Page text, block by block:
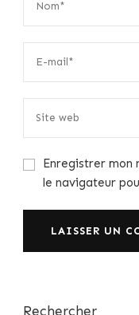
Enregistrer mon
le navigateur
Rechercher